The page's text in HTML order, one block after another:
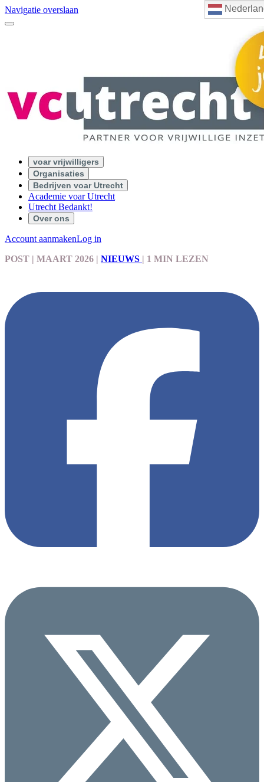
Navigatie overslaan
voar vrijwilligers
Organisaties
Bedrijven voar Utrecht
Academie voar Utrecht
Utrecht Bedankt!
Over ons
Account aanmakenLog in
POST | MAART 2026 | NIEUWS | 1 MIN LEZEN